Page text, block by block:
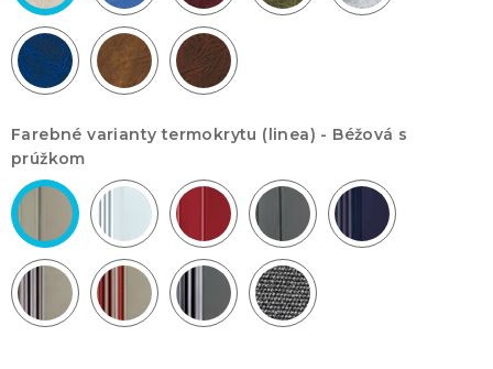
Farebné varianty termokrytu (linea) - Béžová s
prúžkom